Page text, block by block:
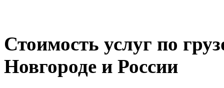
Стоимость услуг по
Новгороде и России